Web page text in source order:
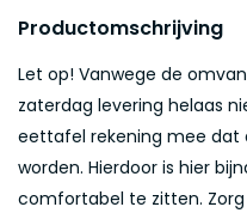
Productomschrijving
Let op! Vanwege de
zaterdag levering helaas
eettafel rekening mee dat
worden. Hierdoor is hier
comfortabel te zitten.